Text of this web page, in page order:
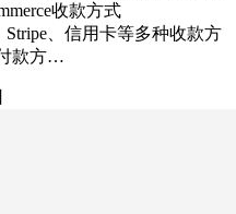
收款方式
Stripe、信用卡等多种收款方
款方…